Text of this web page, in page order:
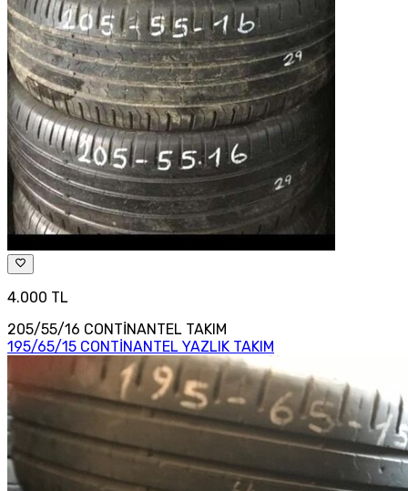
4.000 TL
205/55/16 CONTİNANTEL TAKIM
195/65/15 CONTİNANTEL YAZLIK TAKIM